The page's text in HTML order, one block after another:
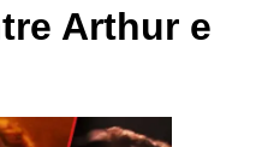
Arthur e